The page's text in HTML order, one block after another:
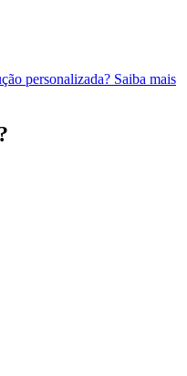
personalizada? Saiba mais